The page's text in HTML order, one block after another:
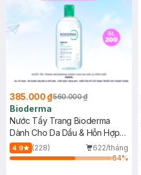
385.000 ₫560.000 ₫
Bioderma
Nước Tẩy Trang Bioderma
Dành Cho Da Dầu & Hỗn Hợp
500ml
4.9 (228)
622/tháng
64%